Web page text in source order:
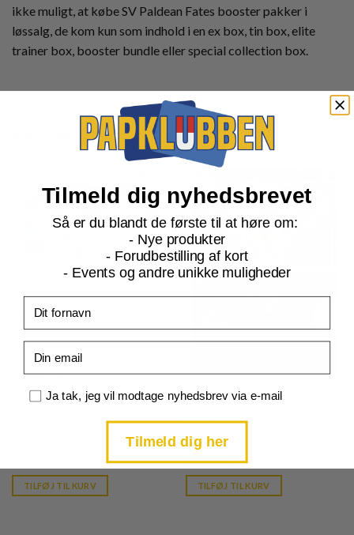
ikke muligt, at købe SV Paldean Fates booster pakker i
løssalg, de kom kun som indhold i en ex box, tin box, elite
trainer box, booster bundle eller special collection box.
Relaterede produkter
SV04.5 Paldean Fates
price
is:
kr. 39,95.
TILFØJ TIL KURV
SV04.5 Paldean Fates
kr.10,00Current
price
is:
kr. 39,95.
TILFØJ TIL KURV
Tilmeld dig nyhedsbrevet
Så er du blandt de første til at høre om:
- Nye produkter
- Forudbestilling af kort
- Events og andre unikke muligheder
Samtykke
Ja tak, jeg vil modtage nyhedsbrev via e-mail
Tilmeld dig her